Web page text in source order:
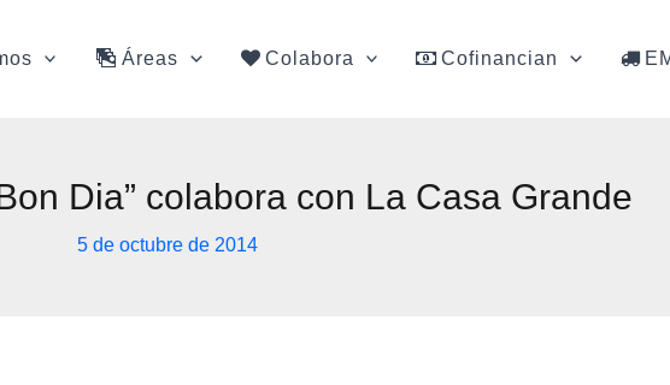
Áreas Colabora Cofinancian
Dia” colabora con La Casa Grande
5 de octubre de 2014